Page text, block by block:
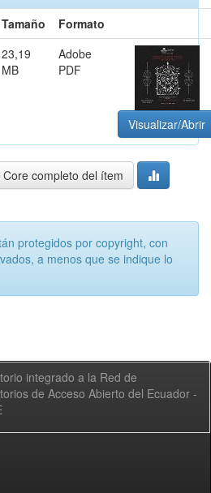
Tamaño
Formato
23,19
MB
Adobe
PDF
Visualizar/Abrir
completo del ítem
protegidos por copyright, con
a menos que se indique lo
integrado a la Red de
de Acceso Abierto del Ecuador -